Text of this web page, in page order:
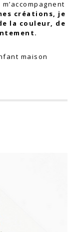
créations, je
la couleur, de
maison